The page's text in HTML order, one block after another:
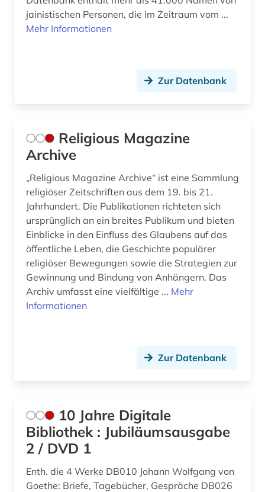
archäologie (3)
arthur (3)
asien (4)
asien-afrika-wissenschaft (2)
asien-afrika-wissenschaften (1)
asienwissenschaften (4)
assisi (1)
audio recordings (1)
aufklärung (4)
augustinus (2)
aurelius (2)
Moldawien (1)
Oesterreich (8)
Ostasien (5)
Osteuropa (2)
Palaestina (5)
Polen (2)
Rheinland-Pfalz (2)
Russland, Sowjetunion (4)
Saarland (1)
Sachsen-Anhalt (2)
Schweden (4)
jainistischen Personen, die im Zeitraum vom ...
Mehr Informationen
Zur Datenbank
Religious Magazine
Archive
„Religious Magazine Archive“ ist eine Sammlung
religiöser Zeitschriften aus dem 19. bis 21.
Jahrhundert. Die Publikationen richteten sich
ursprünglich an ein breites Publikum und bieten
Einblicke in den Einfluss des Glaubens auf das
öffentliche Leben, die Geschichte populärer
religiöser Bewegungen sowie die Strategien zur
Gewinnung und Bindung von Anhängern. Das
Archiv umfasst eine vielfältige ... Mehr
Informationen
Zur Datenbank
10 Jahre Digitale
Bibliothek : Jubiläumsausgabe
2 / DVD 1
Enth. die 4 Werke DB010 Johann Wolfgang von
Goethe: Briefe, Tagebücher, Gespräche DB026